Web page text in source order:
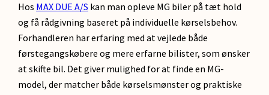
Hos MAX DUE A/S kan man opleve MG biler på tæt hold
og få rådgivning baseret på individuelle kørselsbehov.
Forhandleren har erfaring med at vejlede både
førstegangskøbere og mere erfarne bilister, som ønsker
at skifte bil. Det giver mulighed for at finde en MG-
model, der matcher både kørselsmønster og praktiske